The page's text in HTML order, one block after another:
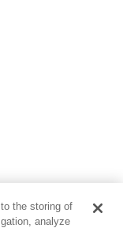
the storing of
analyze